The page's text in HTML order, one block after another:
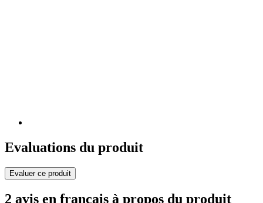
Evaluations du produit
Evaluer ce produit
2 avis en français à propos du produit